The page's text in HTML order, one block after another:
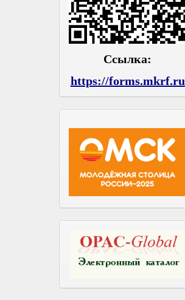
Ссылка:
https://forms.mkrf.ru